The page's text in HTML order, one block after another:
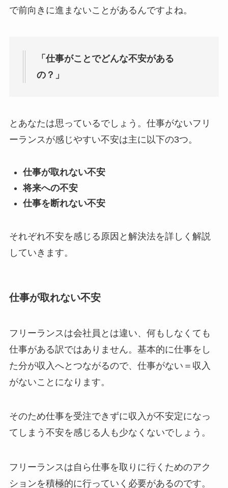
で前向きに進まないことがあるんですよね。
「仕事がことでどんな不安がある
の？」
とあなたは思っているでしょう。仕事がないフリ
ーランスが感じやすい不安は主に以下の3つ。
仕事が取れない不安
将来への不安
仕事を断れない不安
それぞれ不安を感じる原因と解決法を詳しく解説
していきます。
仕事が取れない不安
フリーランスは会社員とは違い、何もしなくても
仕事がある訳ではありません。基本的に仕事をし
た分が収入へとつながるので、仕事がない＝収入
がないことになります。
そのため仕事を受注できずに収入が不安定になっ
てしまう不安を感じる人も少なくないでしょう。
フリーランスは自ら仕事を取りに行くためのアク
ションを積極的に行っていく必要があるのです。